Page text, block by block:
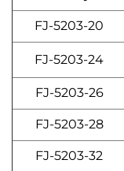
FJ-5203-20
FJ-5203-24
FJ-5203-26
FJ-5203-28
FJ-5203-32